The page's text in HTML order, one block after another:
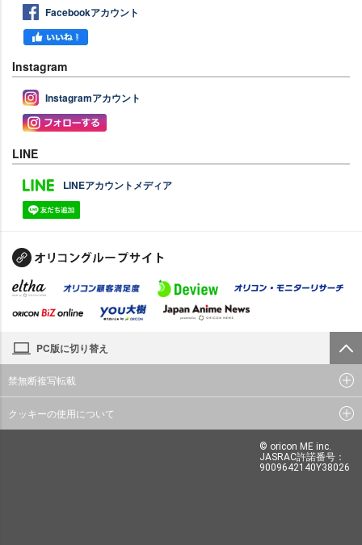
Facebookアカウント
Instagram
Instagramアカウント
LINE
LINEアカウントメディア
PC版に切り替え
禁無断複写転載
クッキーの使用について
© oricon ME inc.
JASRAC許諾番号：
9009642140Y38026